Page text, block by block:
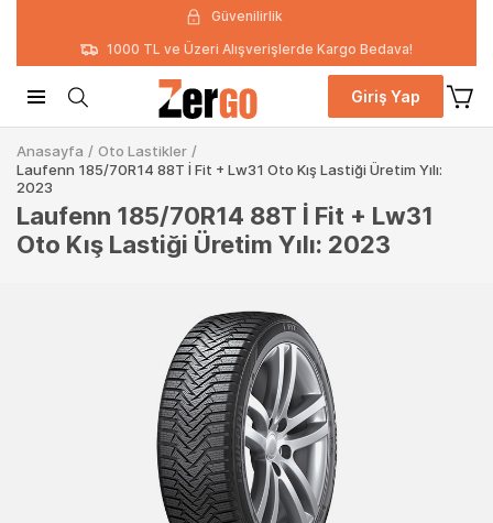
Güvenilirlik
1000 TL ve Üzeri Alışverişlerde Kargo Bedava!
Giriş Yap
Anasayfa / Oto Lastikler /
Laufenn 185/70R14 88T İ Fit + Lw31 Oto Kış Lastiği Üretim Yılı:
2023
Laufenn 185/70R14 88T İ Fit + Lw31
Oto Kış Lastiği Üretim Yılı: 2023